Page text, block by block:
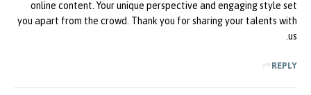
online content. Your unique perspective and engaging style set
you apart from the crowd. Thank you for sharing your talents with
us.
REPLY